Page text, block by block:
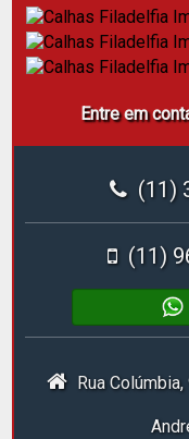
Entre em
(11)
(11)
Rua